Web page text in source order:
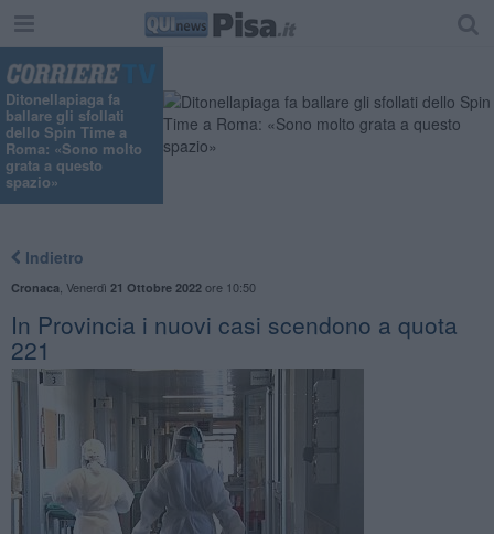
Ditonellapiaga fa
ballare gli sfollati
dello Spin Time a
Roma: «Sono molto
grata a questo
spazio»
Indietro
Cronaca Venerdì 21 Ottobre 2022ore 10:50
In Provincia i nuovi casi scendono a quota
221